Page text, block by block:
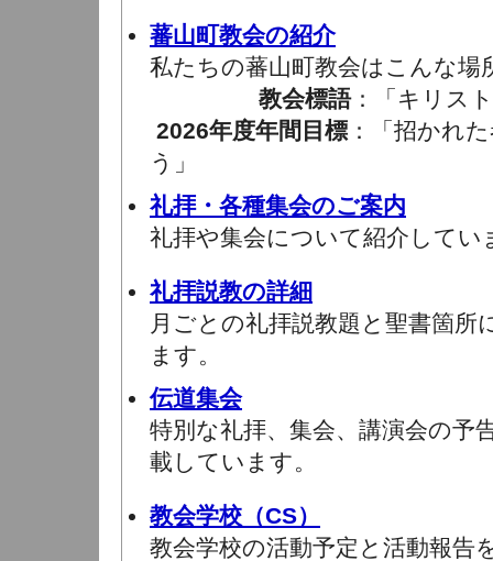
蕃山町教会の紹介
私たちの蕃山町教会はこんな場
教会標語：「キリス
2026年度年間目標 ：「招かれ
う」
礼拝・各種集会のご案内
礼拝や集会について紹介してい
礼拝説教の詳細
月ごとの礼拝説教題と聖書箇所
ます。
伝道集会
特別な礼拝、集会、講演会の予
載しています。
教会学校（CS）
教会学校の活動予定と活動報告